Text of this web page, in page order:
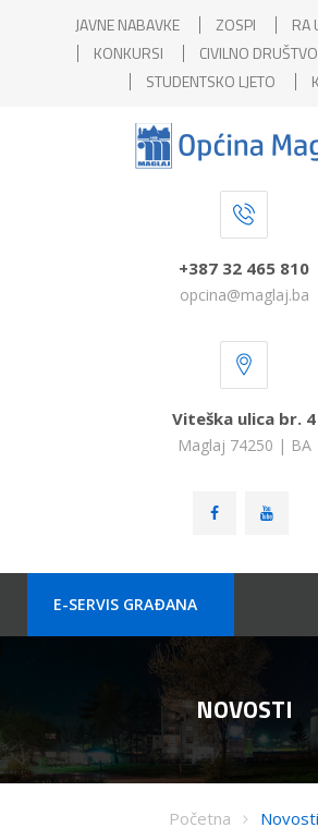
JAVNE NABAVKE ZOSPI RA
KONKURSI
CIVILNO DRUŠTVO
STUDENTSKO LJETO
+387 32 465 810
opcina@maglaj.ba
Viteška ulica br. 4
Maglaj 74250 | BA
E-SERVIS GRAÐANA
NOVOSTI
Početna Novosti